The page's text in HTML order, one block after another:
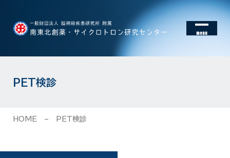
menu
PET検診
HOME PET検診